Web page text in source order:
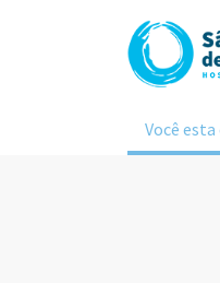
Você esta